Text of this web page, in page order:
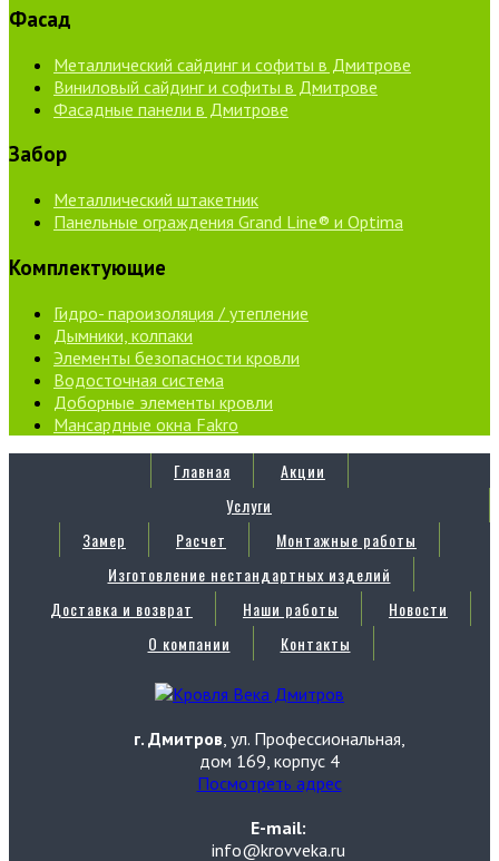
Фасад
Металлический сайдинг и софиты в Дмитрове
Виниловый сайдинг и софиты в Дмитрове
Фасадные панели в Дмитрове
Забор
Металлический штакетник
Панельные ограждения Grand Line® и Optima
Комплектующие
Гидро- пароизоляция / утепление
Дымники, колпаки
Элементы безопасности кровли
Водосточная система
Доборные элементы кровли
Мансардные окна Fakro
Главная
Акции
Услуги
Замер
Расчет
Монтажные работы
Изготовление нестандартных изделий
Доставка и возврат
Наши работы
Новости
О компании
Контакты
г. Дмитров , ул. Профессиональная,
дом 169, корпус 4
Посмотреть адрес
E-mail:
info@krovveka.ru